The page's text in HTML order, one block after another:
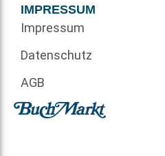
IMPRESSUM
Impressum
Datenschutz
AGB